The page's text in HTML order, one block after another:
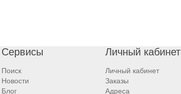
Сервисы
Поиск
Новости
Блог
Личный кабинет
Личный кабинет
Заказы
Адреса